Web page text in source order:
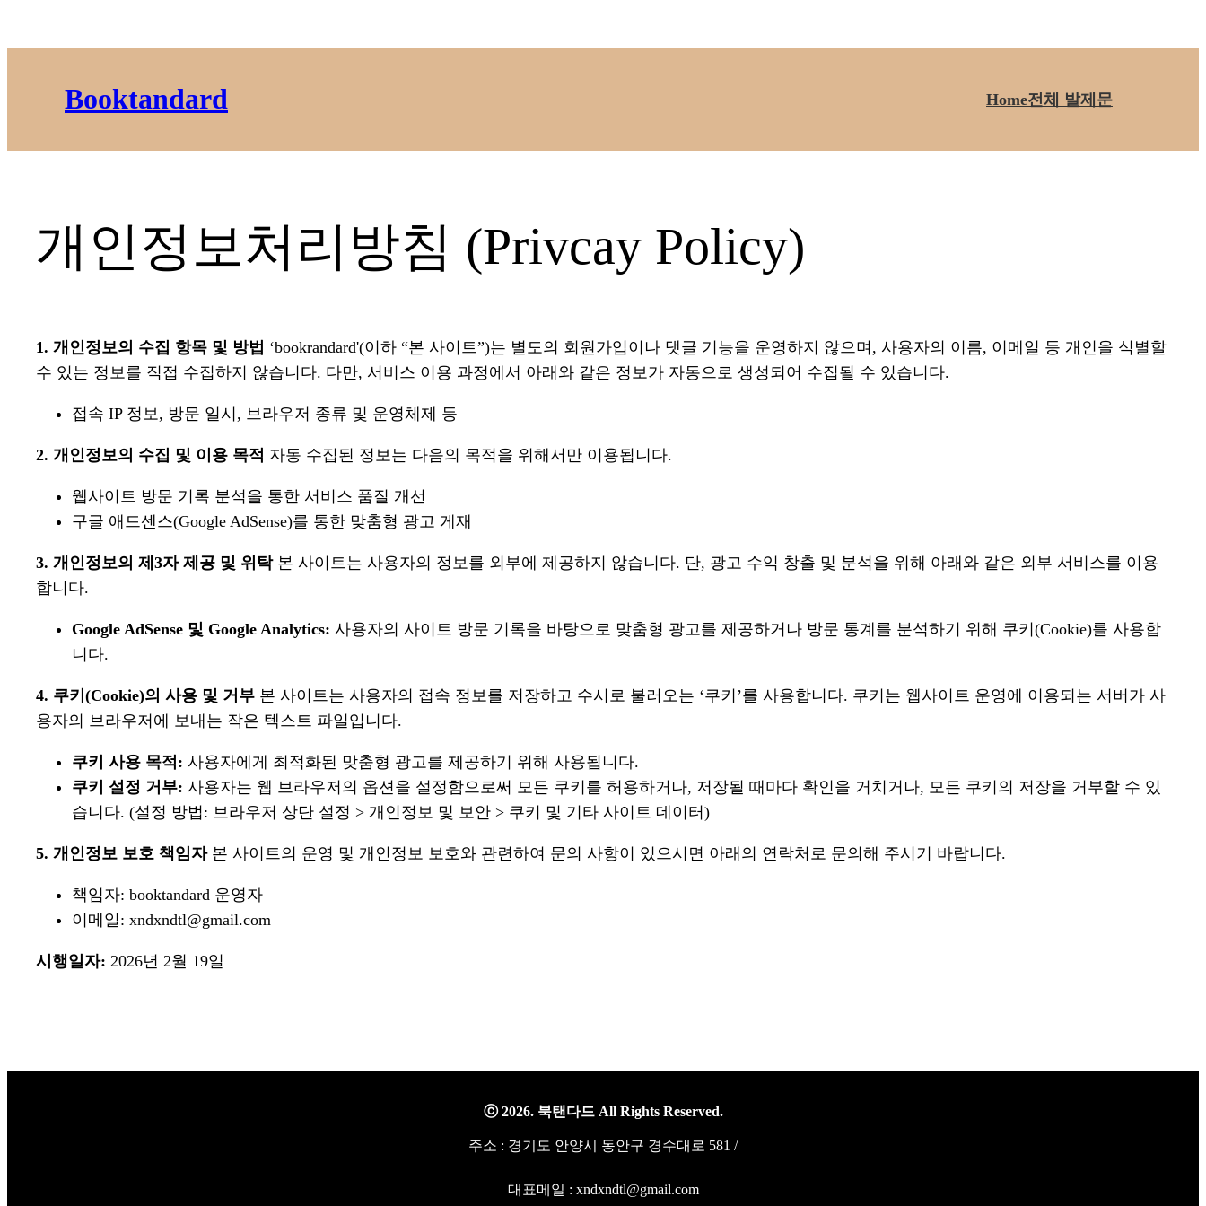
텐
Booktandard Home전체 발제문
개인정보처리방침 (Privcay Policy)
1. 개인정보의 수집 항목 및 방법 ‘bookrandard'(이하 “본 사이트”)는 별도의 회원가입이나 댓글 기능을 운영하지 않으며, 사용자의 이름, 이메일 등 개인을 식별할
수 있는 정보를 직접 수집하지 않습니다. 다만, 서비스 이용 과정에서 아래와 같은 정보가 자동으로 생성되어 수집될 수 있습니다.
접속 IP 정보, 방문 일시, 브라우저 종류 및 운영체제 등
2. 개인정보의 수집 및 이용 목적 자동 수집된 정보는 다음의 목적을 위해서만 이용됩니다.
웹사이트 방문 기록 분석을 통한 서비스 품질 개선
구글 애드센스(Google AdSense)를 통한 맞춤형 광고 게재
3. 개인정보의 제3자 제공 및 위탁본 사이트는 사용자의 정보를 외부에 제공하지 않습니다. 단, 광고 수익 창출 및 분석을 위해 아래와 같은 외부 서비스를 이용
합니다.
Google AdSense 및 Google Analytics: 사용자의 사이트 방문 기록을 바탕으로 맞춤형 광고를 제공하거나 방문 통계를 분석하기 위해 쿠키(Cookie)를 사용합
니다.
4. 쿠키(Cookie)의 사용 및 거부 본 사이트는 사용자의 접속 정보를 저장하고 수시로 불러오는 ‘쿠키’를 사용합니다. 쿠키는 웹사이트 운영에 이용되는 서버가 사
용자의 브라우저에 보내는 작은 텍스트 파일입니다.
쿠키 사용 목적: 사용자에게 최적화된 맞춤형 광고를 제공하기 위해 사용됩니다.
쿠키 설정 거부: 사용자는 웹 브라우저의 옵션을 설정함으로써 모든 쿠키를 허용하거나, 저장될 때마다 확인을 거치거나, 모든 쿠키의 저장을 거부할 수 있
습니다. (설정 방법: 브라우저 상단 설정 > 개인정보 및 보안 > 쿠키 및 기타 사이트 데이터)
5. 개인정보 보호 책임자본 사이트의 운영 및 개인정보 보호와 관련하여 문의 사항이 있으시면 아래의 연락처로 문의해 주시기 바랍니다.
책임자: booktandard 운영자
이메일: xndxndtl@gmail.com
시행일자: 2026년 2월 19일
ⓒ 2026. 북탠다드 All Rights Reserved.
주소 : 경기도 안양시 동안구 경수대로 581 /
대표메일 : xndxndtl@gmail.com